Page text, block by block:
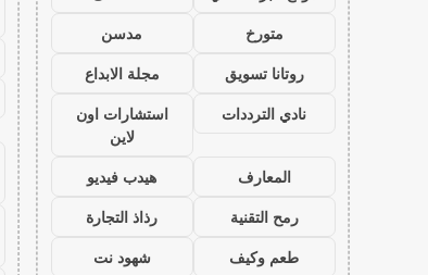
متورخ
مدسن
روتانا تسويق
مجلة الابداع
نادي الترددات
استشارات اون
لاين
المعارف
هيدب فيديو
رمح التقنية
رذاذ التجارة
طعم وكيف
شهود نت